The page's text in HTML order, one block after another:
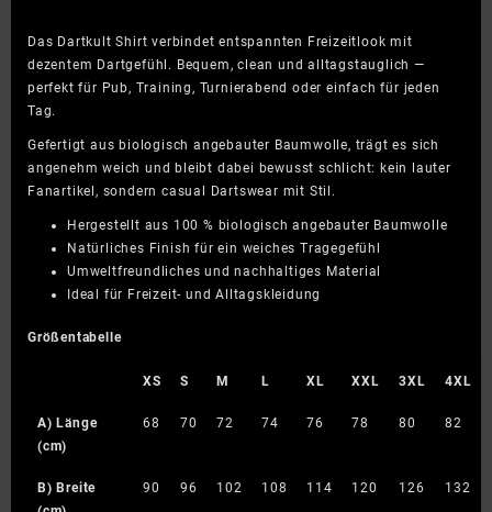
Das Dartkult Shirt verbindet entspannten Freizeitlook mit
dezentem Dartgefühl. Bequem, clean und alltagstauglich —
perfekt für Pub, Training, Turnierabend oder einfach für jeden
Tag.
Gefertigt aus biologisch angebauter Baumwolle, trägt es sich
angenehm weich und bleibt dabei bewusst schlicht: kein lauter
Fanartikel, sondern casual Dartswear mit Stil.
Hergestellt aus 100 % biologisch angebauter Baumwolle
Natürliches Finish für ein weiches Tragegefühl
Umweltfreundliches und nachhaltiges Material
Ideal für Freizeit- und Alltagskleidung
Größentabelle
XS S M L XL XXL 3XL 4XL
A) Länge
(cm)
68 70 72 74 76 78 80 82
B) Breite
90 96 102 108 114 120 126 132